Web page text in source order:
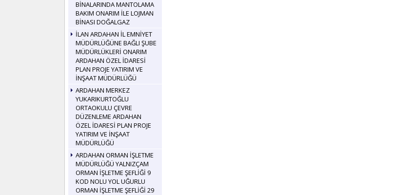
BİNALARINDA MANTOLAMA
BAKIM ONARIM İLE LOJMAN
BİNASI DOĞALGAZ
İLAN ARDAHAN İL EMNİYET
MÜDÜRLÜĞÜNE BAĞLI ŞUBE
MÜDÜRLÜKLERİ ONARIM
ARDAHAN ÖZEL İDARESİ
PLAN PROJE YATIRIM VE
İNŞAAT MÜDÜRLÜĞÜ
ARDAHAN MERKEZ
YUKARIKURTOĞLU
ORTAOKULU ÇEVRE
DÜZENLEME ARDAHAN
ÖZEL İDARESİ PLAN PROJE
YATIRIM VE İNŞAAT
MÜDÜRLÜĞÜ
ARDAHAN ORMAN İŞLETME
MÜDÜRLÜĞÜ YALNIZÇAM
ORMAN İŞLETME ŞEFLİĞİ 9
KOD NOLU YOL UĞURLU
ORMAN İŞLETME ŞEFLİĞİ 29